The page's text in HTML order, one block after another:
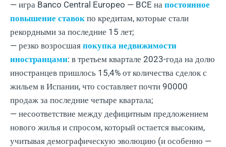
— игра Banco Central Europeo — BCE на постоянное
повышение ставок по кредитам, которые стали
рекордными за последние 15 лет;
— резко возросшая покупка недвижимости
иностранцами: в третьем квартале 2023-года на долю
иностранцев пришлось 15,4% от количества сделок с
жильем в Испании, что составляет почти 90000
продаж за последние четыре квартала;
— несоответствие между дефицитным предложением
нового жилья и спросом, который остается высоким,
учитывая демографическую эволюцию (и особенно —